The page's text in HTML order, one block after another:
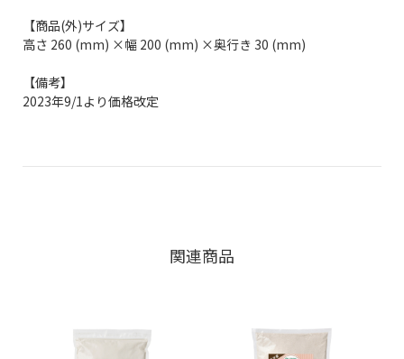
【商品(外)サイズ】
高さ 260 (mm) ×幅 200 (mm) ×奥行き 30 (mm)
【備考】
2023年9/1より価格改定
関連商品